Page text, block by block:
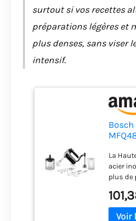
surtout si vos recettes
préparations légères et
plus denses, sans viser
intensif.
Bosch
La
acier
plus de
W pour